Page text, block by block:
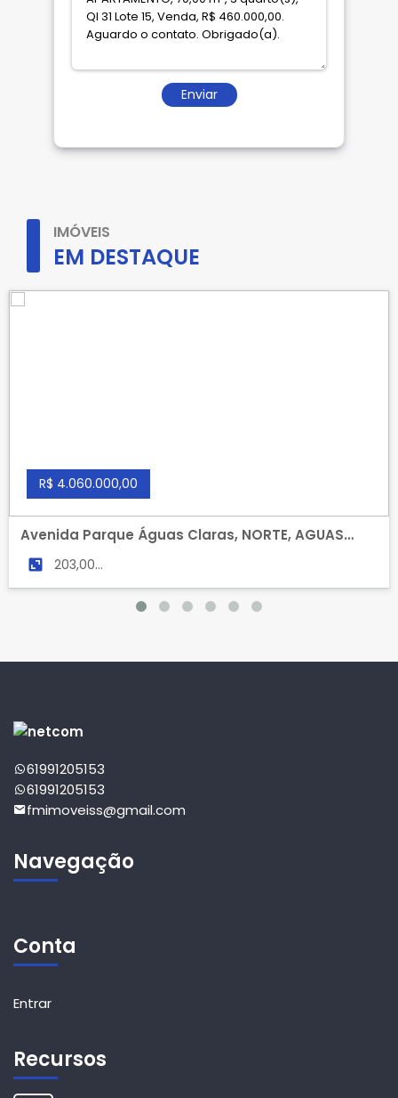
Enviar
IMÓVEIS
EM DESTAQUE
R$ 4.060.000,00
Avenida Parque Águas Claras, NORTE, AGUAS
CLARAS203,00
m²
61991205153
61991205153
fmimoveiss@gmail.com
Navegação
Conta
Entrar
Recursos